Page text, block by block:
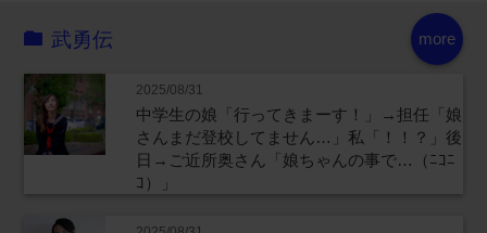
more
武勇伝
2025/08/31
中学生の娘「行ってきまーす！」→担任「娘
さんまだ登校してません…」私「！！？」後
日→ご近所奥さん「娘ちゃんの事で…（ﾆｺﾆ
ｺ）」